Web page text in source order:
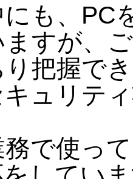
も、PC
すが、
把握で
ュリテ
で使っ